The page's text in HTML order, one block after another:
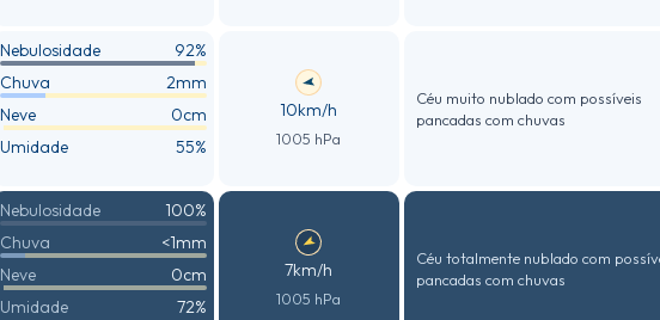
Nebulosidade
92%
Chuva
2mm
Neve
0cm
Umidade
55%
10km/h
1005 hPa
Céu muito nublado com possíveis
pancadas com chuvas
Nebulosidade
100%
Chuva
<1mm
Neve
0cm
Umidade
72%
7km/h
1005 hPa
Céu totalmente nublado com
pancadas com chuvas